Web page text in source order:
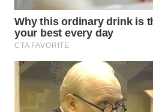
KUNINGAN
WN
MAJALENGKA
WN
SUBANG